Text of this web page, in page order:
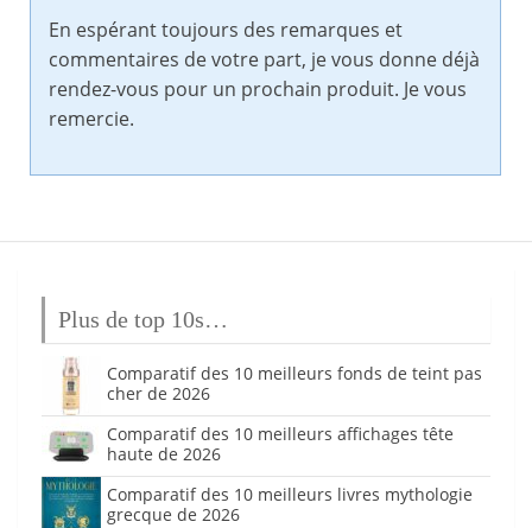
En espérant toujours des remarques et
commentaires de votre part, je vous donne déjà
rendez-vous pour un prochain produit. Je vous
remercie.
Plus de top 10s…
Comparatif des 10 meilleurs fonds de teint pas
cher de 2026
Comparatif des 10 meilleurs affichages tête
haute de 2026
Comparatif des 10 meilleurs livres mythologie
grecque de 2026